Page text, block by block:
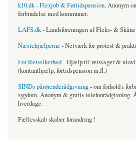
k10.dk - Flexjob & Førtidspension. Anonym
forbindelse med kommuner.
LAFS.dk- Landsforeningen af Fleks- &
Næstehjælperne - Netværk for protest &
For Retssikerhed- Hjælp til retssager &
(kontanthjælp, førtidspension m.fl.)
SINDs pårørenderådgivning- om forhold i
sygdom. Anonym & gratis telefonrådgivning.
hverdage.
Fællesskab skaber forandring !